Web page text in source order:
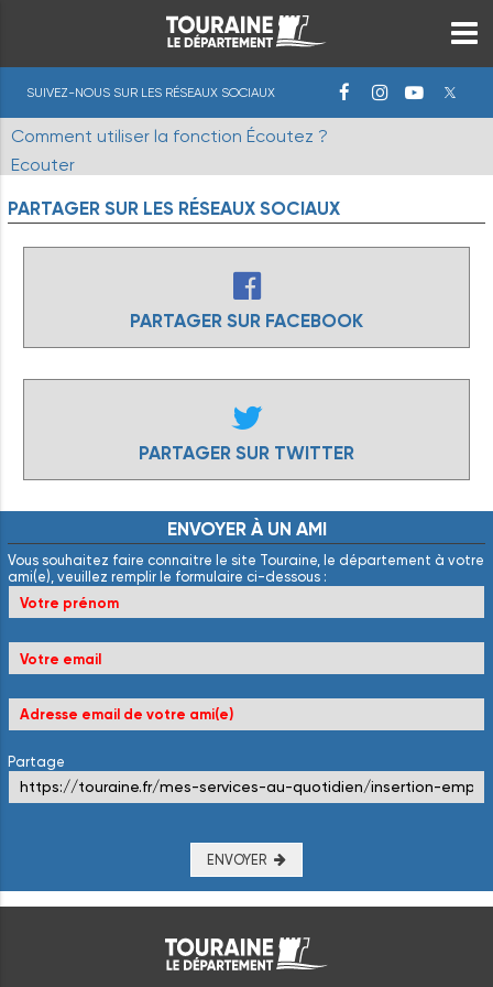
SUIVEZ-NOUS SUR LES RÉSEAUX SOCIAUX
Comment utiliser la fonction Écoutez ?
Ecouter
PARTAGER SUR LES RÉSEAUX SOCIAUX
PARTAGER SUR FACEBOOK
PARTAGER SUR TWITTER
ENVOYER À UN AMI
Vous souhaitez faire connaitre le site Touraine, le département à votre
ami(e), veuillez remplir le formulaire ci-dessous :
Partage
ENVOYER